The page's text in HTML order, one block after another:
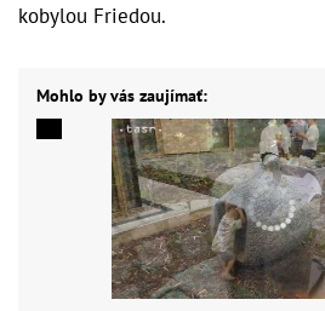
kobylou Friedou.
Mohlo by vás zaujímať: